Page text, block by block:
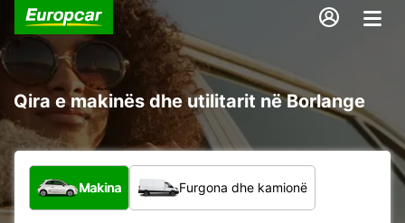
Qira e makinës dhe utilitarit në Borlange
Çfarë lloj automjeti?
Makina Furgona dhe kamionë